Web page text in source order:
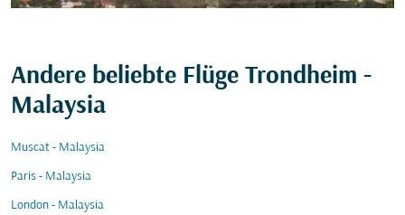
Andere beliebte Flüge Trondheim -
Malaysia
Muscat - Malaysia
Paris - Malaysia
London - Malaysia